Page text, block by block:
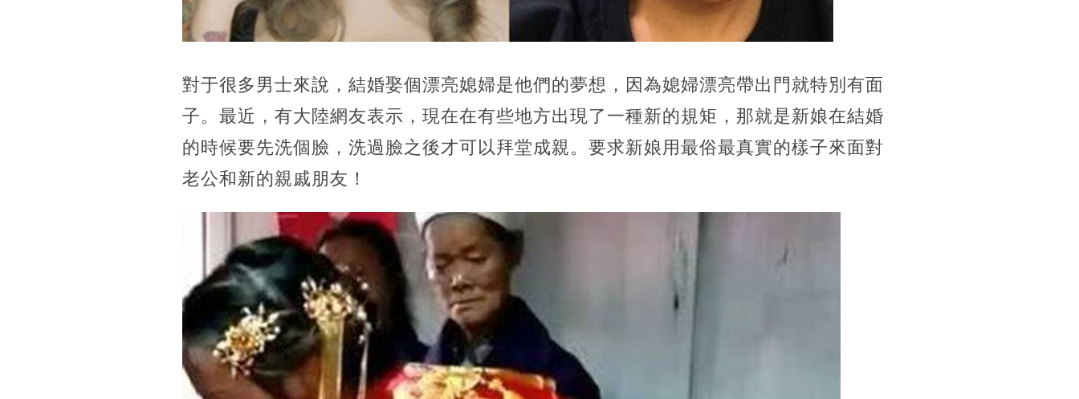
對于很多男士來說，結婚娶個漂亮媳婦是他們的夢想，因為媳婦漂亮帶出門就特別有面
子。最近，有大陸網友表示，現在在有些地方出現了一種新的規矩，那就是新娘在結婚
的時候要先洗個臉，洗過臉之後才可以拜堂成親。要求新娘用最俗最真實的樣子來面對
老公和新的親戚朋友！